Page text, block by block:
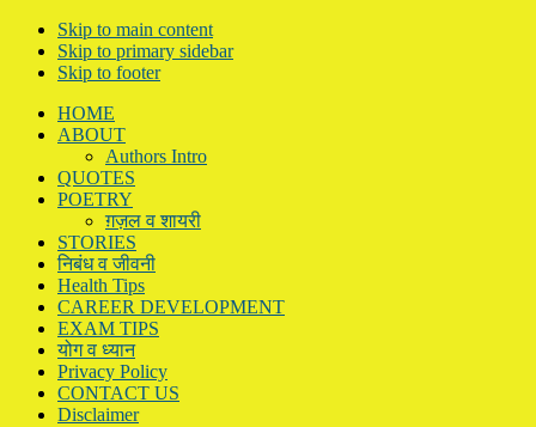
Skip to main content
Skip to primary sidebar
Skip to footer
HOME
ABOUT
Authors Intro
QUOTES
POETRY
ग़ज़ल व शायरी
STORIES
निबंध व जीवनी
Health Tips
CAREER DEVELOPMENT
EXAM TIPS
योग व ध्यान
Privacy Policy
CONTACT US
Disclaimer